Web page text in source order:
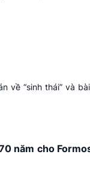
về “sinh thái” và
năm cho